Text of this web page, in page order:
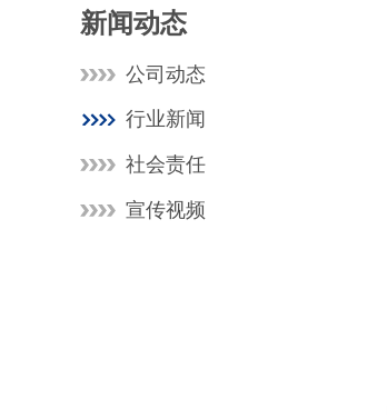
新闻动态
公司动态
行业新闻
社会责任
宣传视频